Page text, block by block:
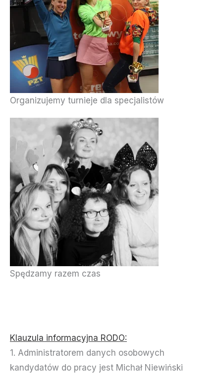
Organizujemy turnieje dla specjalistów
Spędzamy razem czas
Klauzula informacyjna RODO:
1. Administratorem danych osobowych
kandydatów do pracy jest Michał Niewiński